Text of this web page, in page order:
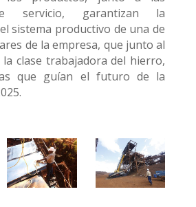
servicio, garantizan la
sistema productivo de una de
de la empresa, que junto al
clase trabajadora del hierro,
que guían el futuro de la